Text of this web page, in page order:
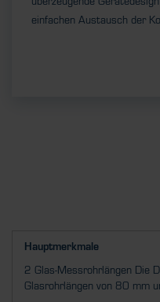
einfachen Austausch der
Hauptmerkmale
2 Glas-Messrohrlängen Die
Glasrohrlängen von 80 mm